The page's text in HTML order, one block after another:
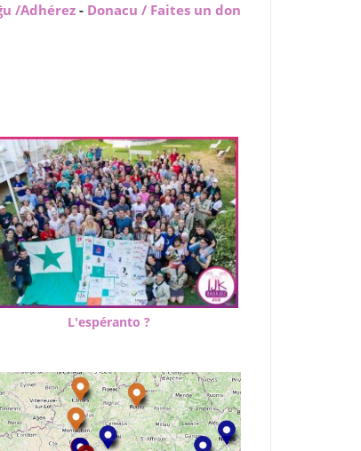
365 Outlook Live
/Adhérez- Donacu / Faites un don
L'espéranto ?